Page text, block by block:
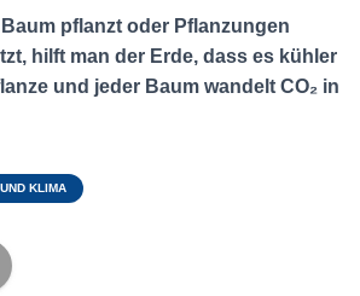
pflanzt oder Pflanzungen
hilft man der Erde, dass es kühler
und jeder Baum wandelt CO₂ in
KLIMA